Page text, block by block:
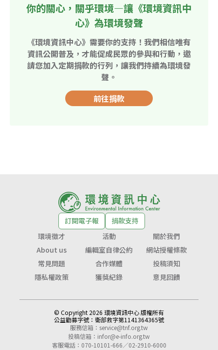
你的關心，關乎環境—讓《環境資訊中
心》為環境發聲
《環境資訊中心》需要你的支持！我們相信唯有
資訊公開普及，才能促成民眾的參與和行動，邀
請您加入定期捐款的行列，讓我們持續為環境發
聲。
前往捐款
訂閱電子報
捐款支持
環境徵才
活動
關於我們
About us
編輯室自律公約
網站授權條款
常見問題
合作媒體
投稿須知
隱私權政策
獲獎紀錄 意見回饋
© Copyright 2026 環境資訊中心 版權所有
公益勸募字號： 衛部救字第1141364365號
服務信箱： service@tnf.org.tw
投稿信箱： infor@e-info.org.tw
客服電話：070-10101-666／02-2910-6000